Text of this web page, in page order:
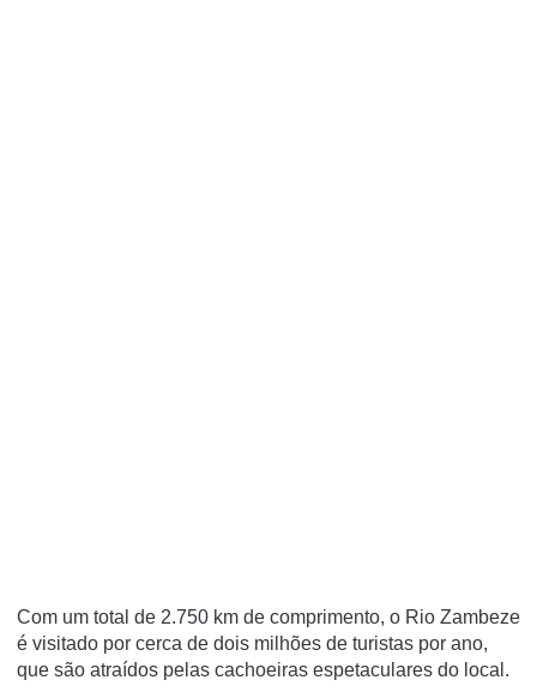
Com um total de 2.750 km de comprimento, o Rio Zambeze
é visitado por cerca de dois milhões de turistas por ano,
que são atraídos pelas cachoeiras espetaculares do local.